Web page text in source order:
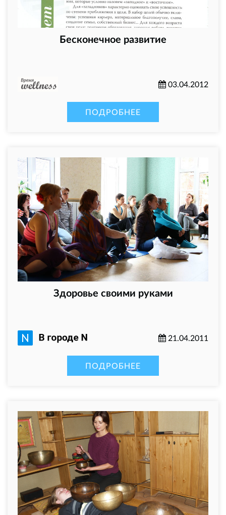
Бесконечное развитие
03.04.2012
ПОДРОБНЕЕ
Здоровье своими руками
21.04.2011
ПОДРОБНЕЕ